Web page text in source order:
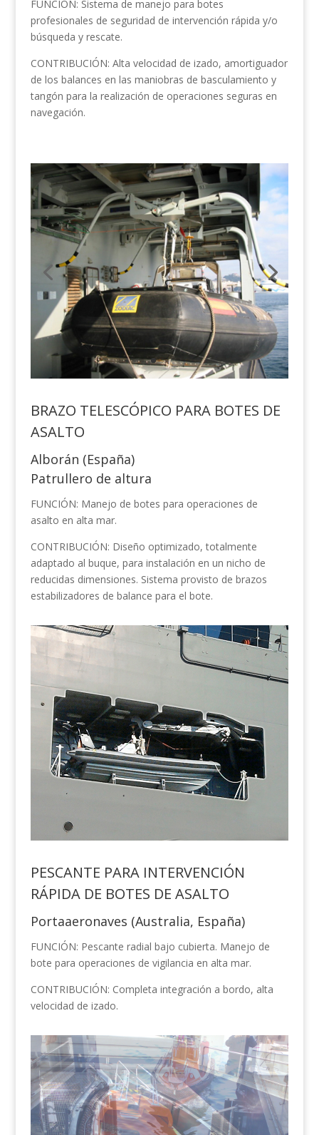
FUNCIÓN: Sistema de manejo para botes
profesionales de seguridad de intervención rápida y/o
búsqueda y rescate.
CONTRIBUCIÓN: Alta velocidad de izado, amortiguador
de los balances en las maniobras de basculamiento y
tangón para la realización de operaciones seguras en
navegación.
BRAZO TELESCÓPICO PARA BOTES DE
ASALTO
Alborán (España)
Patrullero de altura
FUNCIÓN: Manejo de botes para operaciones de
asalto en alta mar.
CONTRIBUCIÓN: Diseño optimizado, totalmente
adaptado al buque, para instalación en un nicho de
reducidas dimensiones. Sistema provisto de brazos
estabilizadores de balance para el bote.
PESCANTE PARA INTERVENCIÓN
RÁPIDA DE BOTES DE ASALTO
Portaaeronaves (Australia, España)
FUNCIÓN: Pescante radial bajo cubierta. Manejo de
bote para operaciones de vigilancia en alta mar.
CONTRIBUCIÓN: Completa integración a bordo, alta
velocidad de izado.